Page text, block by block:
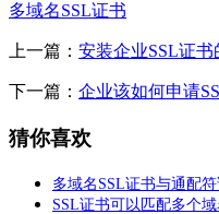
多域名SSL证书
上一篇： 安装企业SSL证
下一篇： 企业该如何申请
猜你喜欢
多域名SSL证书与通配
SSL证书可以匹配多个